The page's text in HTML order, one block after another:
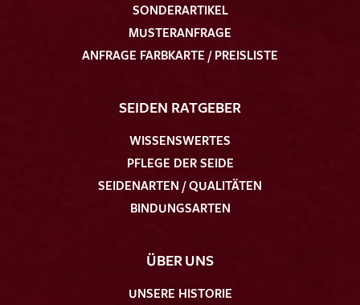
SONDERARTIKEL
MUSTERANFRAGE
ANFRAGE FARBKARTE / PREISLISTE
SEIDEN RATGEBER
WISSENSWERTES
PFLEGE DER SEIDE
SEIDENARTEN / QUALITÄTEN
BINDUNGSARTEN
ÜBER UNS
UNSERE HISTORIE